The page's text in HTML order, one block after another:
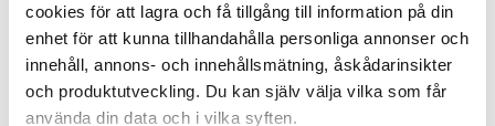
cookies för att lagra och få tillgång till information på din
enhet för att kunna tillhandahålla personliga annonser och
innehåll, annons- och innehållsmätning, åskådarinsikter
och produktutveckling. Du kan själv välja vilka som får
använda din data och i vilka syften.
RAPALA
Rapala Soft Grip Filé 9"
23cm
Nuvarande pris
295,00 krTidigare pris:
295,00 kr
420,00 kr
ABU GARCIA
ABU Max X Black Ops
Combo 8` 10-30g (#1)
Nuvarande pris
999,00 krTidigare pris
999,00 kr